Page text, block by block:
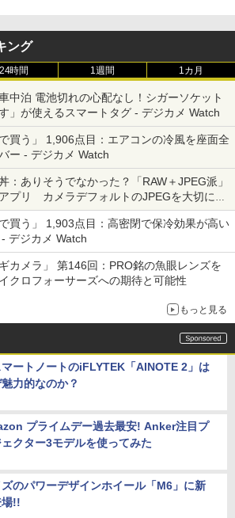
ング
24時間 1週間 1カ月
中泊 電池切れの心配なし！シガーソケット
」が使えるスマートタグ - デジカメ Watch
買う」 1,906点目：エアコンの冷風を座面全
ー - デジカメ Watch
：ありそうでなかった？「RAW＋JPEG派」
プリ カメラデフォルトのJPEGを大切にす
買う」 1,903点目：高密閉で保冷効果が高い
デジカメ Watch
カメラ」 第146回：PRO銘の魚眼レンズを
クロフォーサーズへの期待と可能性
もっと見る
ートノートのiFLYTEK「AINOTE 2」は
力的なのか？
プライムデー過去最安! Anker注目プ
ェクター3モデルを使ってみた
ズのパワーデザインホイール「M6」に新
!!